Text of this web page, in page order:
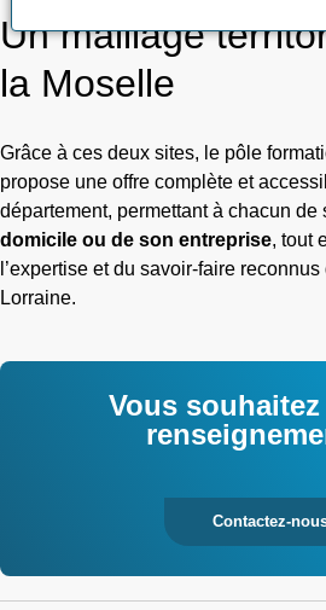
Un maillage
la Moselle
Grâce à ces deux sites, le pôle
propose une offre complète et
département, permettant à chacun de
domicile ou de son entreprise, tout
l’expertise et du savoir-faire
Lorraine.
Vous
Contactez-